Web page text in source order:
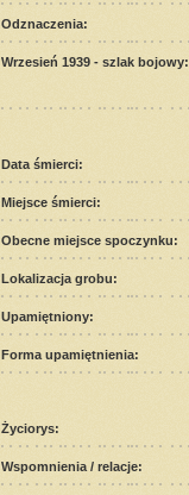
Odznaczenia:
Wrzesień 1939 - szlak bojowy:
Data śmierci:
Miejsce śmierci:
Obecne miejsce spoczynku:
Lokalizacja grobu:
Upamiętniony:
Forma upamiętnienia:
Życiorys:
Wspomnienia / relacje: